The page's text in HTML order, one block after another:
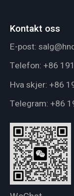
Kontakt oss
E-post:
Telefon: +86
Hva skjer: +86
Telegram: +86